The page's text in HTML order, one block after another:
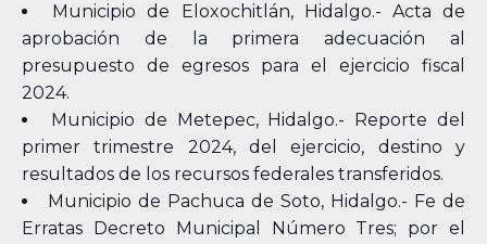
Municipio de Eloxochitlán, Hidalgo.- Acta de
aprobación de la primera adecuación al
presupuesto de egresos para el ejercicio fiscal
2024.
Municipio de Metepec, Hidalgo.- Reporte del
primer trimestre 2024, del ejercicio, destino y
resultados de los recursos federales transferidos.
Municipio de Pachuca de Soto, Hidalgo.- Fe de
Erratas Decreto Municipal Número Tres; por el